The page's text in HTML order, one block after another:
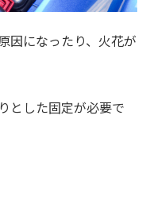
因になったり、火花が
とした固定が必要で